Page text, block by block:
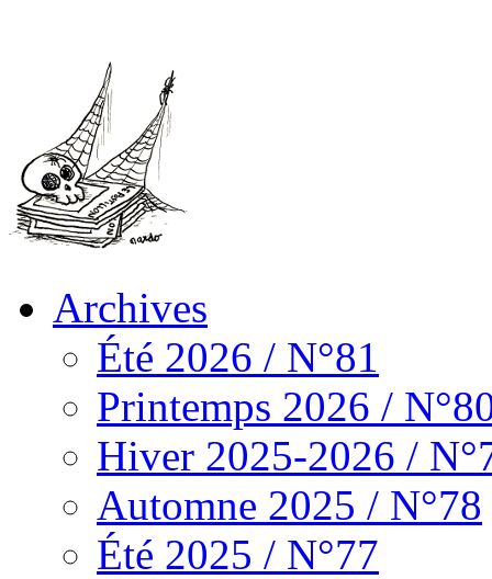
Archives
Été 2026 / N°81
Printemps 2026 /
Hiver 2025-2026 /
Automne 2025 / N°78
Été 2025 / N°77